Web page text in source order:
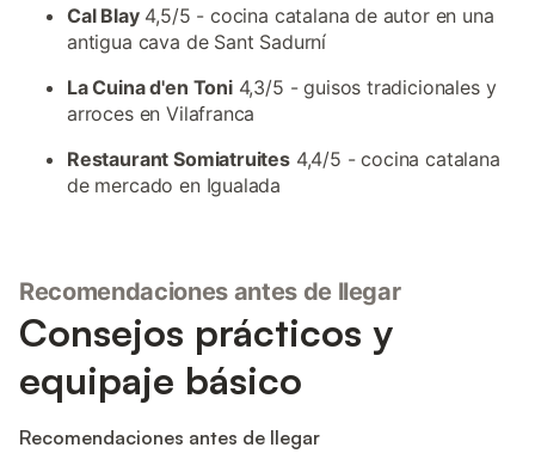
Cal Blay4,5/5 - cocina catalana de autor en una
antigua cava de Sant Sadurní
La Cuina d'en Toni4,3/5 - guisos tradicionales y
arroces en Vilafranca
Restaurant Somiatruites4,4/5 - cocina catalana
de mercado en Igualada
Recomendaciones antes de llegar
Consejos prácticos y
equipaje básico
Recomendaciones antes de llegar